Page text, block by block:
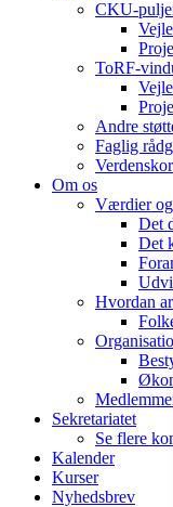
CKU-
ToRF-
Andre
Faglig
Om os
Værdier
Det
Det
Hvordan
Sekretariatet
Se flere
Kalender
Kurser
Nyhedsbrev